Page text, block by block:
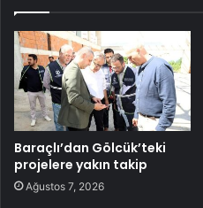
Baraçlı’dan Gölcük’teki
projelere yakın takip
Ağustos 7, 2026